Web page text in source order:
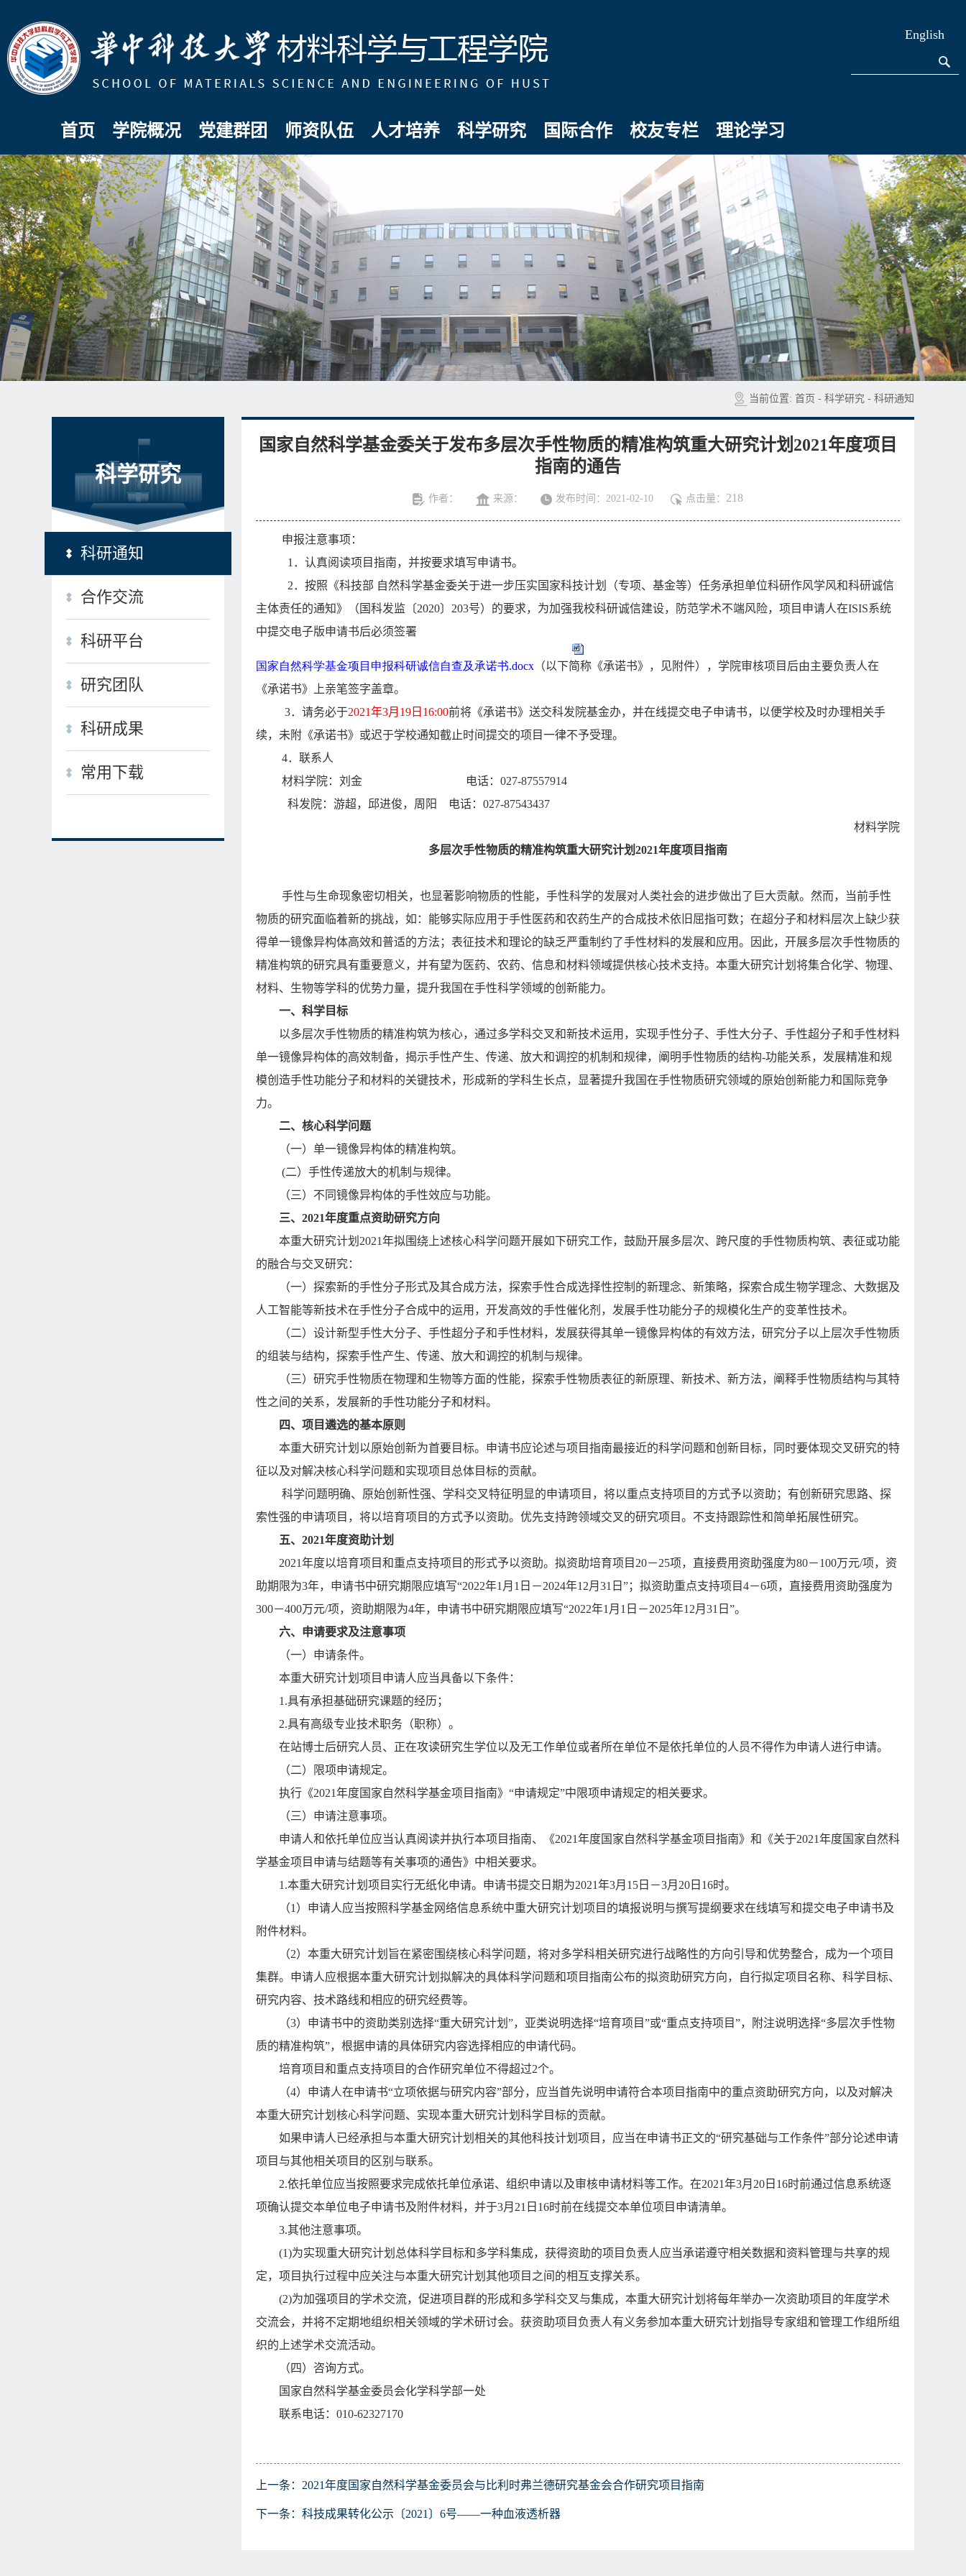
English
首页 学院概况 党建群团 师资队伍 人才培养 科学研究 国际合作 校友专栏 理论学习
当前位置: 首页 - 科学研究 - 科研通知
科学研究
科研通知
合作交流
科研平台
研究团队
科研成果
常用下载
国家自然科学基金委关于发布多层次手性物质的精准构筑重大研究计划2021年度项目
指南的通告
作者： 来源： 发布时间：2021-02-10 点击量： 218
申报注意事项：
1 ．认真阅读项目指南，并按要求填写申请书。
2．按照《科技部 自然科学基金委关于进一步压实国家科技计划（专项、基金等）任务承担单位科研作风学风和科研诚信
主体责任的通知》（国科发监〔2020〕 203号）的要求，为加强我校科研诚信建设，防范学术不端风险，项目申请人在ISIS系统
中提交电子版申请书后必须签署
国家自然科学基金项目申报科研诚信自查及承诺书.docx （以下简称《承诺书》，见附件），学院审核项目后由主要负责人在
《承诺书》上亲笔签字盖章。
3．请务必于2021年3月 19 日 16:00前将《承诺书》送交科发院基金办，并在线提交电子申请书，以便学校及时办理相关手
续，未附《承诺书》或迟于学校通知截止时间提交的项目一律不予受理。
4．联系人
材料学院：刘金
电话： 027-87557914
科发院：游超，邱进俊，周阳
电话： 027-87543437
材料学院
多层次手性物质的精准构筑重大研究计划2021年度项目指南
手性与生命现象密切相关，也显著影响物质的性能，手性科学的发展对人类社会的进步做出了巨大贡献。然而，当前手性
物质的研究面临着新的挑战，如：能够实际应用于手性医药和农药生产的合成技术依旧屈指可数；在超分子和材料层次上缺少获
得单一镜像异构体高效和普适的方法；表征技术和理论的缺乏严重制约了手性材料的发展和应用。因此，开展多层次手性物质的
精准构筑的研究具有重要意义，并有望为医药、农药、信息和材料领域提供核心技术支持。本重大研究计划将集合化学、物理、
材料、生物等学科的优势力量，提升我国在手性科学领域的创新能力。
一、科学目标
以多层次手性物质的精准构筑为核心，通过多学科交叉和新技术运用，实现手性分子、手性大分子、手性超分子和手性材料
单一镜像异构体的高效制备，揭示手性产生、传递、放大和调控的机制和规律，阐明手性物质的结构-功能关系，发展精准和规
模创造手性功能分子和材料的关键技术，形成新的学科生长点，显著提升我国在手性物质研究领域的原始创新能力和国际竞争
力。
二、核心科学问题
（一）单一镜像异构体的精准构筑。
(二）手性传递放大的机制与规律。
（三）不同镜像异构体的手性效应与功能。
三、 2021年度重点资助研究方向
本重大研究计划 2021年拟围绕上述核心科学问题开展如下研究工作，鼓励开展多层次、跨尺度的手性物质构筑、表征或功能
的融合与交叉研究：
（一）探索新的手性分子形式及其合成方法，探索手性合成选择性控制的新理念、新策略，探索合成生物学理念、大数据及
人工智能等新技术在手性分子合成中的运用，开发高效的手性催化剂，发展手性功能分子的规模化生产的变革性技术。
（二）设计新型手性大分子、手性超分子和手性材料，发展获得其单一镜像异构体的有效方法，研究分子以上层次手性物质
的组装与结构，探索手性产生、传递、放大和调控的机制与规律。
（三）研究手性物质在物理和生物等方面的性能，探索手性物质表征的新原理、新技术、新方法，阐释手性物质结构与其特
性之间的关系，发展新的手性功能分子和材料。
四、项目遴选的基本原则
本重大研究计划以原始创新为首要目标。申请书应论述与项目指南最接近的科学问题和创新目标，同时要体现交叉研究的特
征以及对解决核心科学问题和实现项目总体目标的贡献。
科学问题明确、原始创新性强、学科交叉特征明显的申请项目，将以重点支持项目的方式予以资助；有创新研究思路、探
索性强的申请项目，将以培育项目的方式予以资助。优先支持跨领域交叉的研究项目。不支持跟踪性和简单拓展性研究。
五、 2021年度资助计划
2021年度以培育项目和重点支持项目的形式予以资助。拟资助培育项目 20－25项，直接费用资助强度为80－100万元/项，资
助期限为3年，申请书中研究期限应填写“2022年1 月 1 日－2024年12月 31 日 ”；拟资助重点支持项目4－6项，直接费用资助强度为
300－400万元/项，资助期限为4年，申请书中研究期限应填写“2022年1 月 1 日－2025年12月 31 日 ”。
六、申请要求及注意事项
（一）申请条件。
本重大研究计划项目申请人应当具备以下条件：
1.具有承担基础研究课题的经历；
2.具有高级专业技术职务（职称）。
在站博士后研究人员、正在攻读研究生学位以及无工作单位或者所在单位不是依托单位的人员不得作为申请人进行申请。
（二）限项申请规定。
执行《2021年度国家自然科学基金项目指南》 “申请规定”中限项申请规定的相关要求。
（三）申请注意事项。
申请人和依托单位应当认真阅读并执行本项目指南、《2021年度国家自然科学基金项目指南》和《关于2021年度国家自然科
学基金项目申请与结题等有关事项的通告》中相关要求。
1.本重大研究计划项目实行无纸化申请。申请书提交日期为2021年3月 15 日－3月 20 日 16时。
（1 ）申请人应当按照科学基金网络信息系统中重大研究计划项目的填报说明与撰写提纲要求在线填写和提交电子申请书及
附件材料。
（2）本重大研究计划旨在紧密围绕核心科学问题，将对多学科相关研究进行战略性的方向引导和优势整合，成为一个项目
集群。申请人应根据本重大研究计划拟解决的具体科学问题和项目指南公布的拟资助研究方向，自行拟定项目名称、科学目标、
研究内容、技术路线和相应的研究经费等。
（3）申请书中的资助类别选择“重大研究计划 ”，亚类说明选择“培育项目”或“重点支持项目”，附注说明选择“多层次手性物
质的精准构筑”，根据申请的具体研究内容选择相应的申请代码。
培育项目和重点支持项目的合作研究单位不得超过2个。
（4）申请人在申请书“立项依据与研究内容”部分，应当首先说明申请符合本项目指南中的重点资助研究方向，以及对解决
本重大研究计划核心科学问题、实现本重大研究计划科学目标的贡献。
如果申请人已经承担与本重大研究计划相关的其他科技计划项目，应当在申请书正文的“研究基础与工作条件”部分论述申请
项目与其他相关项目的区别与联系。
2.依托单位应当按照要求完成依托单位承诺、组织申请以及审核申请材料等工作。在2021年3月 20 日 16时前通过信息系统逐
项确认提交本单位电子申请书及附件材料，并于3月 21 日 16时前在线提交本单位项目申请清单。
3.其他注意事项。
(1)为实现重大研究计划总体科学目标和多学科集成，获得资助的项目负责人应当承诺遵守相关数据和资料管理与共享的规
定，项目执行过程中应关注与本重大研究计划其他项目之间的相互支撑关系。
(2)为加强项目的学术交流，促进项目群的形成和多学科交叉与集成，本重大研究计划将每年举办一次资助项目的年度学术
交流会，并将不定期地组织相关领域的学术研讨会。获资助项目负责人有义务参加本重大研究计划指导专家组和管理工作组所组
织的上述学术交流活动。
（四）咨询方式。
国家自然科学基金委员会化学科学部一处
联系电话： 010-62327170
上一条： 2021年度国家自然科学基金委员会与比利时弗兰德研究基金会合作研究项目指南
下一条： 科技成果转化公示〔2021〕6号——一种血液透析器